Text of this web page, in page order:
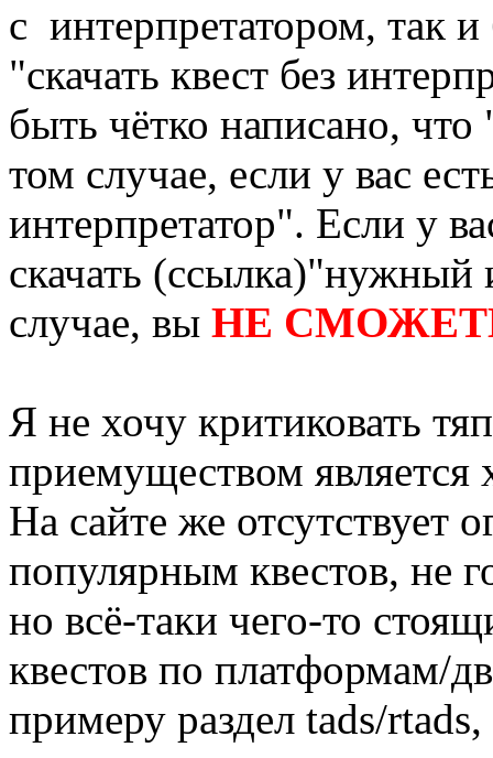
с интерпретатором, так
"скачать квест без
быть чётко написано,
том случае, если у вас
интерпретатор". Если у
скачать
случае, вы НЕ
Я не хочу критиковать
приемуществом
На сайте же отсутствует
популярным квестов, не
но всё-таки чего-то
квестов по платформам/
примеру раздел tads/